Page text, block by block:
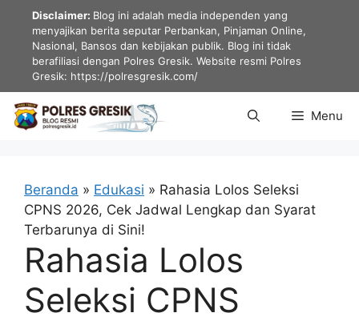
LangsungDisclaimer: Blog ini adalah media independen yang
menyajikan berita seputar Perbankan, Pinjaman Online,
Nasional, Bansos dan kebijakan publik. Blog ini tidak
berafiliasi dengan Polres Gresik. Website resmi Polres
Gresik: https://polresgresik.com/
Menu
Beranda » Edukasi » Rahasia Lolos Seleksi
CPNS 2026, Cek Jadwal Lengkap dan Syarat
Terbarunya di Sini!
Rahasia Lolos
Seleksi CPNS